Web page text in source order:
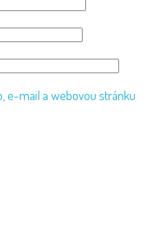
e-mail a webovou stránku